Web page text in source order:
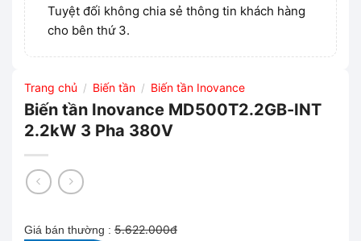
Tuyệt đối không chia sẻ thông tin khách hàng
cho bên thứ 3.
Trang chủ / Biến tần / Biến tần Inovance
Biến tần Inovance MD500T2.2GB-INT
2.2kW 3 Pha 380V
Giá bán thường : 5.622.000đ